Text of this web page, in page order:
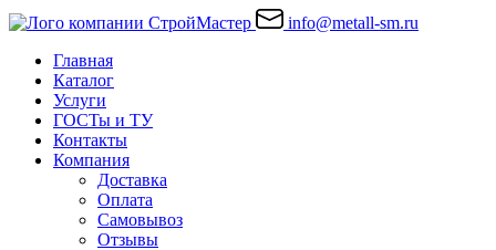
info@metall-sm.ru
Главная
Каталог
Услуги
ГОСТы и ТУ
Контакты
Компания
Доставка
Оплата
Самовывоз
Отзывы